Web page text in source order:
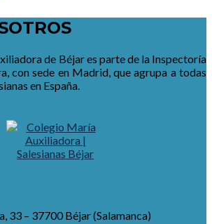
de Béjar es parte de la Inspectoría
con sede en Madrid, que agrupa a todas
en España.
33 – 37700 Béjar (Salamanca)